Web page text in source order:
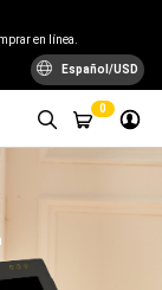
en línea.
Español/USD
0